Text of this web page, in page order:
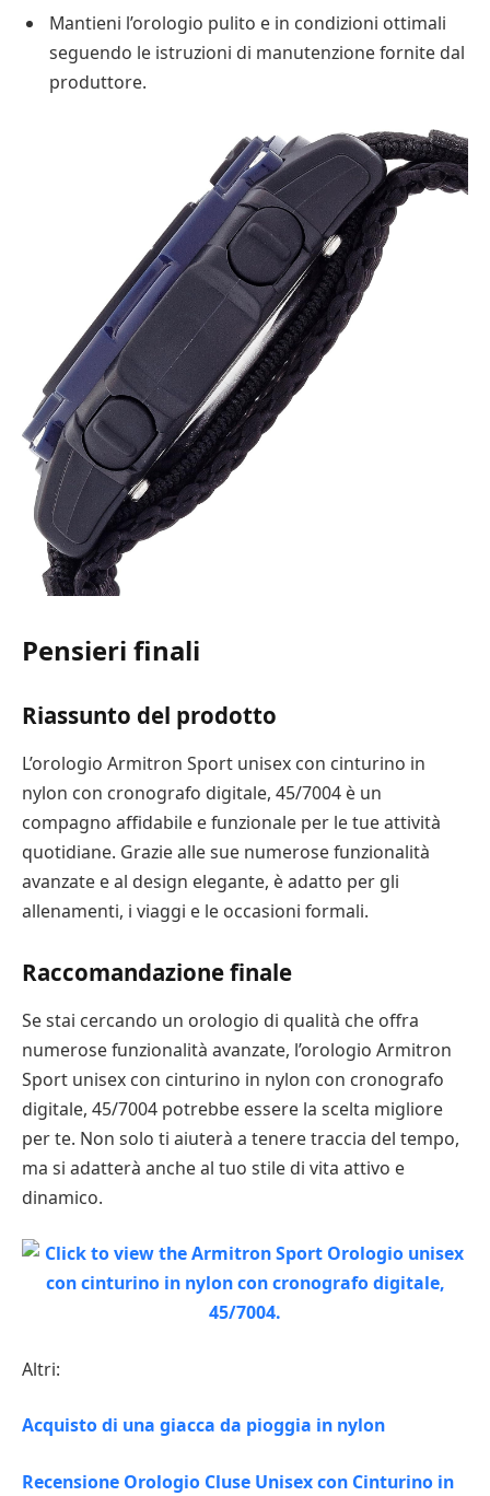
Mantieni l’orologio pulito e in condizioni ottimali
seguendo le istruzioni di manutenzione fornite dal
produttore.
Pensieri finali
Riassunto del prodotto
L’orologio Armitron Sport unisex con cinturino in
nylon con cronografo digitale, 45/7004 è un
compagno affidabile e funzionale per le tue attività
quotidiane. Grazie alle sue numerose funzionalità
avanzate e al design elegante, è adatto per gli
allenamenti, i viaggi e le occasioni formali.
Raccomandazione finale
Se stai cercando un orologio di qualità che offra
numerose funzionalità avanzate, l’orologio Armitron
Sport unisex con cinturino in nylon con cronografo
digitale, 45/7004 potrebbe essere la scelta migliore
per te. Non solo ti aiuterà a tenere traccia del tempo,
ma si adatterà anche al tuo stile di vita attivo e
dinamico.
Altri:
Acquisto di una giacca da pioggia in nylon
Recensione Orologio Cluse Unisex con Cinturino in